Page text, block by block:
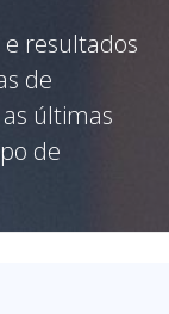
e resultados
de
últimas
de